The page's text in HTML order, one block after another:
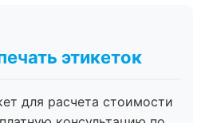
этикеток
для расчета стоимости